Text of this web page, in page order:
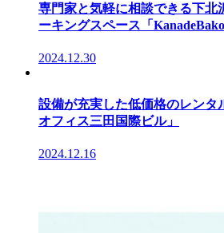
専門家と気軽に相談できる下北
ーキングスペース「KanadeBako
2024.12.30
設備が充実した低価格のレンタ
オフィス三田国際ビル」
2024.12.16